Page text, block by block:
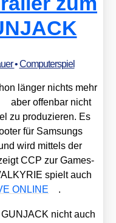
•Computerspiel
län­ger nichts mehr
aber offen­bar nicht
zu pro­du­zie­ren. Es
für Sam­sungs
wird mit­tels der
CCP zur Games­
spielt auch
ONLINE .
nicht auch